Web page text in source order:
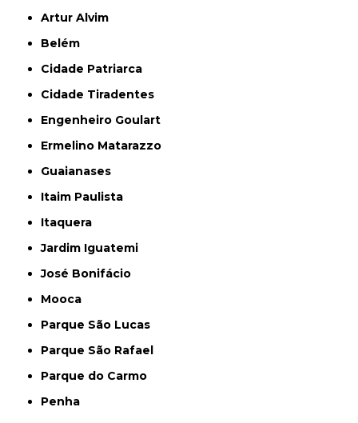
Artur Alvim
Belém
Cidade Patriarca
Cidade Tiradentes
Engenheiro Goulart
Ermelino Matarazzo
Guaianases
Itaim Paulista
Itaquera
Jardim Iguatemi
José Bonifácio
Mooca
Parque São Lucas
Parque São Rafael
Parque do Carmo
Penha